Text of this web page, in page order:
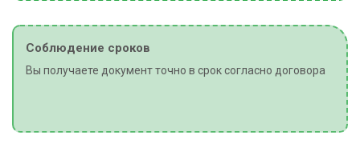
Соблюдение сроков
Вы получаете документ точно в срок согласно договора